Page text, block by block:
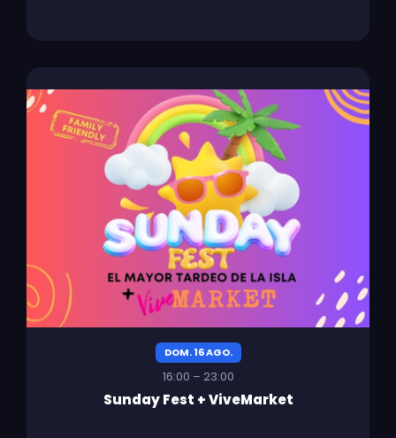
DOM. 16 AGO.
16:00 – 23:00
Sunday Fest + ViveMarket